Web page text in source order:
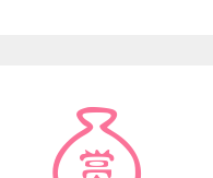
中不仅有人族
有一个地球多